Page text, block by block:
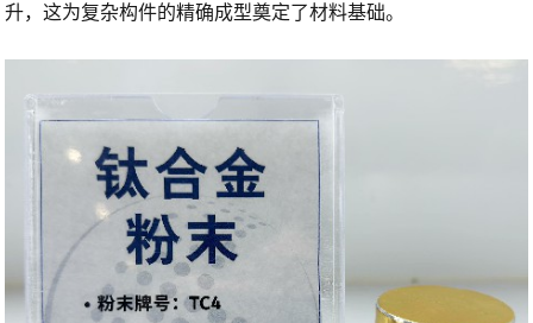
升，这为复杂构件的精确成型奠定了材料基础。